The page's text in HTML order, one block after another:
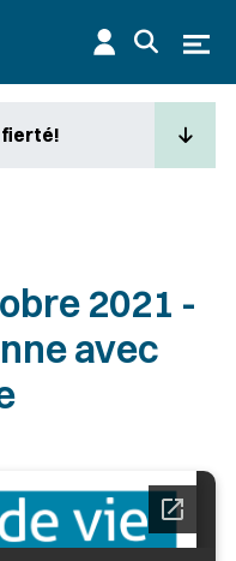
fierté!
2021 -
avec